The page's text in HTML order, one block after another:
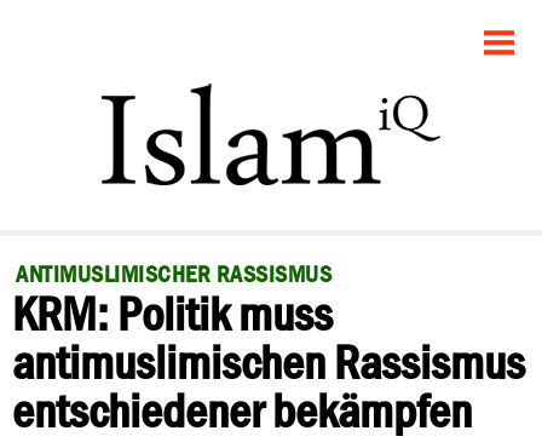
POLITIK
GESELLSCHAFT
RECHT
FEUILLETON
DEBATTE
ANTIMUSLIMISCHER RASSISMUS
KRM: Politik muss
antimuslimischen Rassismus
entschiedener bekämpfen